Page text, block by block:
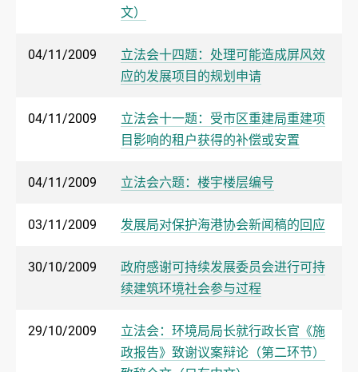
文）
04/11/2009
立法会十四题：处理可能造成屏风效
应的发展项目的规划申请
04/11/2009
立法会十一题：受市区重建局重建项
目影响的租户获得的补偿或安置
04/11/2009 立法会六题：楼宇楼层编号
03/11/2009 发展局对保护海港协会新闻稿的回应
30/10/2009
政府感谢可持续发展委员会进行可持
续建筑环境社会参与过程
29/10/2009
立法会：环境局局长就行政长官《施
政报告》致谢议案辩论（第二环节）